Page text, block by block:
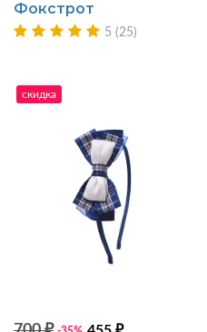
Фокстрот
5 (25)
скидка